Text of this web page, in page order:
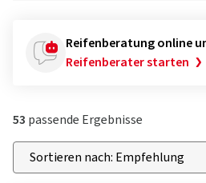
Reifenberatung online
Reifenberater starten
53 passende Ergebnisse